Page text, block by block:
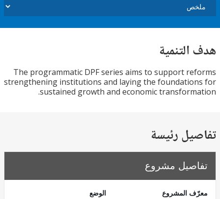
The programmatic DPF series aims to support
strengthening institutions and laying the
sustained growth and economic
رئيسة
مشروع
المشروع